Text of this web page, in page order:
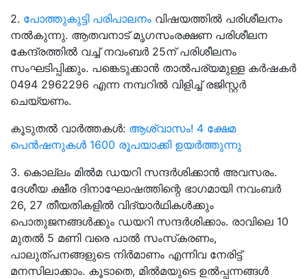
2. പോത്തുകുട്ടി പരിപാലനം വിഷയത്തിൽ പരിശീലനം
നൽകുന്നു. ആതവനാട് മൃഗസംരക്ഷണ പരിശീലന
കേന്ദ്രത്തിൽ വച്ച് നവംബർ 25ന് പരിശീലനം
സംഘടിപ്പിക്കും. പങ്കെടുക്കാൻ താൽപര്യമുള്ള കർഷകർ
0494 2962296 എന്ന നമ്പറിൽ വിളിച്ച് രജിസ്റ്റർ
ചെയ്യണം.
കൂടുതൽ വാർത്തകൾ: ആശ്വാസം! 4 ക്ഷേമ
പെൻഷനുകൾ 1600 രൂപയാക്കി ഉയർത്തുന്നു
3. കൊല്ലം മിൽമ ഡയറി സന്ദര്‍ശിക്കാൻ അവസരം.
ദേശീയ ക്ഷീര ദിനാഘോഷത്തിന്റെ ഭാഗമായി നവംബര്‍
26, 27 തീയതികളില്‍ വിദ്യാര്‍ഥികള്‍ക്കും
പൊതുജനങ്ങള്‍ക്കും ഡയറി സന്ദര്‍ശിക്കാം. രാവിലെ 10
മുതല്‍ 5 മണി വരെ പാല്‍ സംസ്‌കരണം,
പാലുത്പനങ്ങളുടെ നിര്‍മാണം എന്നിവ നേരിട്ട്
മനസിലാക്കാം. കൂടാതെ, മില്‍മയുടെ ഉല്‍പ്പന്നങ്ങള്‍